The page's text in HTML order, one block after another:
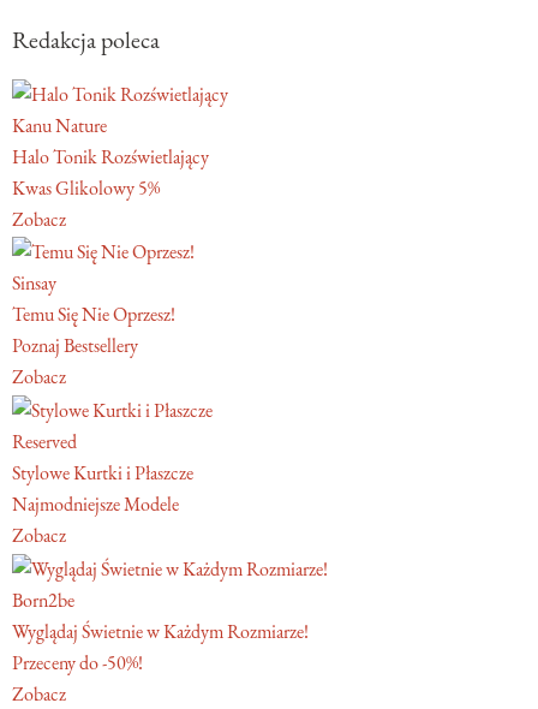
Redakcja poleca
Kanu Nature
Halo Tonik Rozświetlający
Kwas Glikolowy 5%
Zobacz
Sinsay
Temu Się Nie Oprzesz!
Poznaj Bestsellery
Zobacz
Reserved
Stylowe Kurtki i Płaszcze
Najmodniejsze Modele
Zobacz
Born2be
Wyglądaj Świetnie w Każdym Rozmiarze!
Przeceny do -50%!
Zobacz